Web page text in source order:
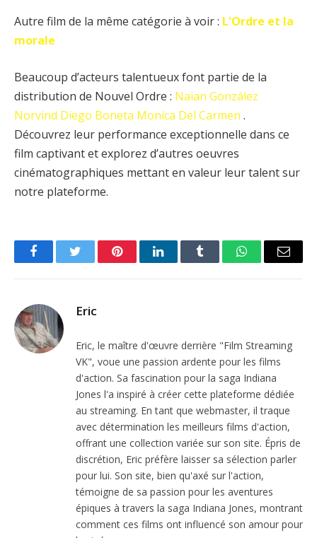
Autre film de la même catégorie à voir : L'Ordre et la
morale
Beaucoup d’acteurs talentueux font partie de la
distribution de Nouvel Ordre : Naian González
Norvind Diego Boneta Monica Del Carmen .
Découvrez leur performance exceptionnelle dans ce
film captivant et explorez d’autres oeuvres
cinématographiques mettant en valeur leur talent sur
notre plateforme.
FacebookTwitter PinterestLinkedInTumblr WhatsAppEmail
Eric
Eric, le maître d'œuvre derrière "Film Streaming
VK", voue une passion ardente pour les films
d'action. Sa fascination pour la saga Indiana
Jones l'a inspiré à créer cette plateforme dédiée
au streaming. En tant que webmaster, il traque
avec détermination les meilleurs films d'action,
offrant une collection variée sur son site. Épris de
discrétion, Eric préfère laisser sa sélection parler
pour lui. Son site, bien qu'axé sur l'action,
témoigne de sa passion pour les aventures
épiques à travers la saga Indiana Jones, montrant
comment ces films ont influencé son amour pour